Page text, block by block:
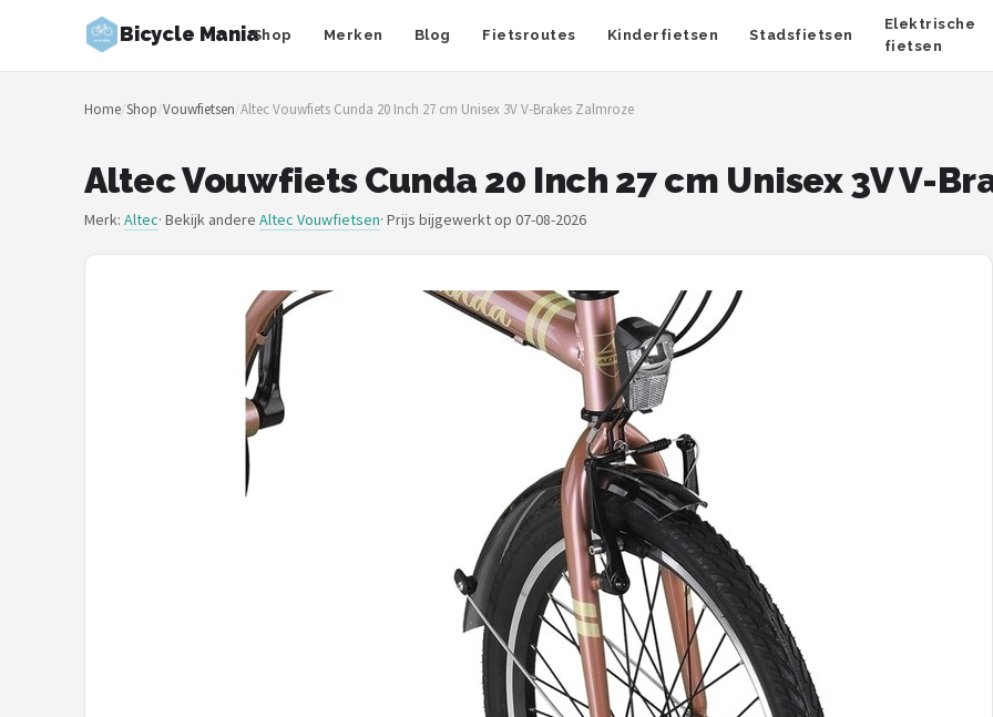
Bicycle ManiaShop Merken Blog Fietsroutes Kinderfietsen Stadsfietsen
Elektrische
fietsen
Zoeken
NAVIGATIE
Merken
Home/Shop/Vouwfietsen/Altec Vouwfiets Cunda 20 Inch 27 cm Unisex 3V V-Brakes Zalmroze
Altec Vouwfiets Cunda 20 Inch 27 cm Unisex 3V V-
Merk: Altec· Bekijk andere Altec Vouwfietsen· Prijs bijgewerkt op 07-08-2026